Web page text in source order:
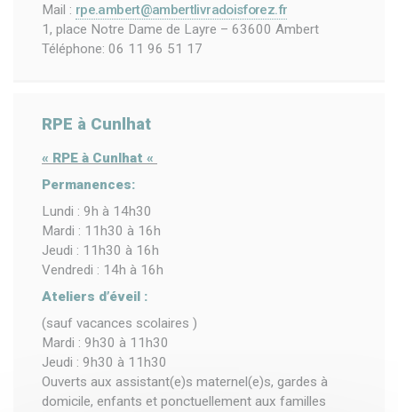
Mail : rpe.ambert@ambertlivradoisforez.fr
1, place Notre Dame de Layre – 63600 Ambert
Téléphone: 06 11 96 51 17
RPE à Cunlhat
« RPE à Cunlhat «
Permanences:
Lundi : 9h à 14h30
Mardi : 11h30 à 16h
Jeudi : 11h30 à 16h
Vendredi : 14h à 16h
Ateliers d’éveil :
(sauf vacances scolaires )
Mardi : 9h30 à 11h30
Jeudi : 9h30 à 11h30
Ouverts aux assistant(e)s maternel(e)s, gardes à
domicile, enfants et ponctuellement aux familles